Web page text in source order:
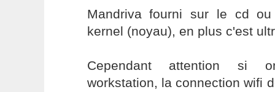
Mandriva fourni sur le cd
kernel (noyau), en plus c'est
Cependant attention si
workstation, la connection wifi